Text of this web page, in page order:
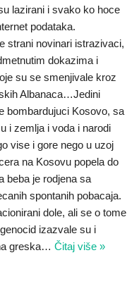
lazirani i svako ko hoce
podataka.
strani novinari istrazivaci,
dokazima i
su se smenjivale kroz
Albanaca…Jedini
bombardujuci Kosovo, sa
i zemlja i voda i narodi
vise i gore nego u uzoj
na Kosovu popela do
beba je rodjena sa
spontanih pobacaja.
dole, ali se o tome
izazvale su i
greska… Čitaj više »